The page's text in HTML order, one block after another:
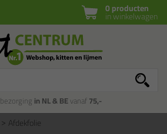
0 producten
in winkelwagen
bezorging in NL & BEvanaf75,-
Afdekfolie